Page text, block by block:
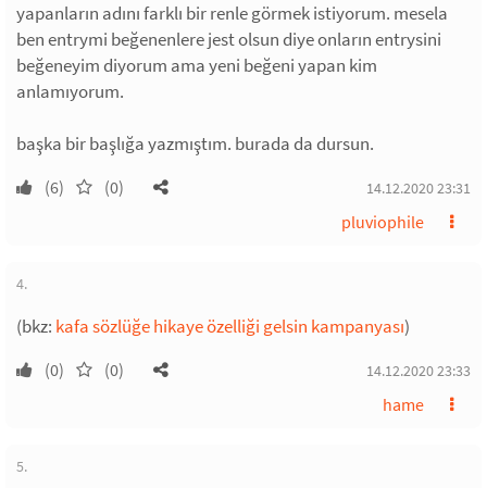
yapanların adını farklı bir renle görmek istiyorum. mesela
ben entrymi beğenenlere jest olsun diye onların entrysini
beğeneyim diyorum ama yeni beğeni yapan kim
anlamıyorum.
başka bir başlığa yazmıştım. burada da dursun.
(6) (0) 14.12.2020 23:31
pluviophile
4.
(bkz: kafa sözlüğe hikaye özelliği gelsin kampanyası)
(0) (0) 14.12.2020 23:33
hame
5.